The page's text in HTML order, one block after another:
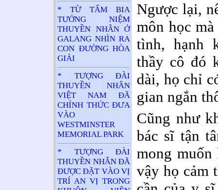
* TỪ TẤM BIA
TƯỞNG NIỆM
THUYỀN NHÂN Ở
GALANG NHÌN RA
CON ĐƯỜNG HÒA
GIẢI
* TƯỢNG ĐÀI
THUYỀN NHÂN
VIỆT NAM ĐÃ
CHÍNH THỨC ĐƯA
VÀO
WESTMINSTER
MEMORIAL PARK
* TƯỢNG ĐÀI
THUYỀN NHÂN ĐÃ
ĐƯỢC ĐẶT VÀO VỊ
TRÍ AN VỊ TRONG
Ngược lại,
môn học
tình, hạnh
thầy cô đó
dài, họ chỉ
gian ngắn
Cũng như
bác sĩ tận
mong
vậy họ cảm